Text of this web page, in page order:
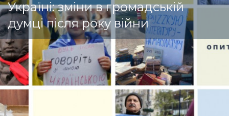
Україні: зміни в громадській
думці після року війни